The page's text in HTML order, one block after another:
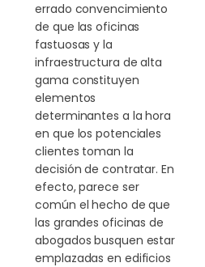
errado convencimiento
de que las oficinas
fastuosas y la
infraestructura de alta
gama constituyen
elementos
determinantes a la hora
en que los potenciales
clientes toman la
decisión de contratar. En
efecto, parece ser
común el hecho de que
las grandes oficinas de
abogados busquen estar
emplazadas en edificios